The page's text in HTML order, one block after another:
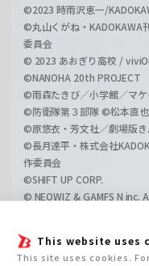
This website uses
This site uses cookies.
©2023 時雨沢恵一/
©丸山くがね・KADOKAWA
委員会
© 2023 あおぎり高校 /
©NANOHA 20th PROJECT
©雨森たきび／小学館／マ
©防衛隊第３部隊 ©松本直
©原悠衣・芳文社／劇場版
©長月達平・株式会社
作委員会
©SHIFT UP CORP.
© NEOWIZ & GAMFS N
©GIRLS und PANZER Film